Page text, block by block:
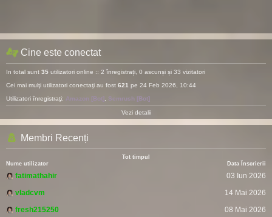
Cine este conectat
In total sunt 35 utilizatori online :: 2 înregistrați, 0 ascunși și 33 vizitatori
Cei mai mulţi utilizatori conectaţi au fost 621 pe 24 Feb 2026, 10:44
Utilizatori înregistraţi: Amazon [Bot] Semrush [Bot]
Vezi detalii
Membri Recenți
Tot timpul
Nume utilizator
Data Înscrierii
fatimathahir
03 Iun 2026
vladcvm
14 Mai 2026
fresh215250
08 Mai 2026